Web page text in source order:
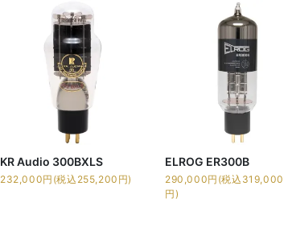
KR Audio 300BXLS
232,000円(税込255,200円)
ELROG ER300B
290,000円(税込319,000
円)